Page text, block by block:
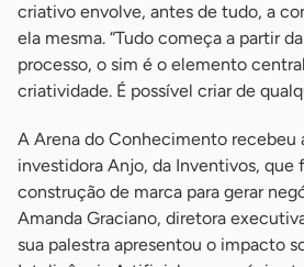
criativo envolve, antes de tudo, a
ela mesma. “Tudo começa a partir
processo, o sim é o elemento
criatividade. É possível criar de
A Arena do Conhecimento recebeu
investidora Anjo, da Inventivos, que
construção de marca para gerar
Amanda Graciano, diretora
sua palestra apresentou o impacto